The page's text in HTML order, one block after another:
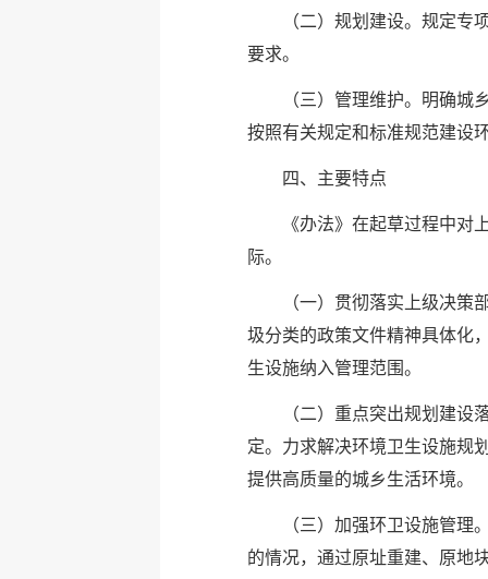
（二）规划建设。规定专
要求。
（三）管理维护。明确
按照有关规定和标准规范建设
四、主要特点
《办法》在起草过程中
际。
（一）贯彻落实上级决
圾分类的政策文件精神具体化
生设施纳入管理范围。
（二）重点突出规划建
定。力求解决环境卫生设施规
提供高质量的城乡生活环境。
（三）加强环卫设施管
的情况，通过原址重建、原地